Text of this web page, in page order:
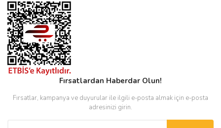
Fırsatlardan Haberdar Olun!
Fırsatlar, kampanya ve duyurular ile ilgili e-posta almak için e-posta
adresinizi girin.